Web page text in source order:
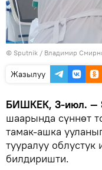
© Sputnik / Владимир
Жазылуу
БИШКЕК, 3-июл. —
шаарында сүннөт
тамак-ашка
тууралуу
билдиришти.